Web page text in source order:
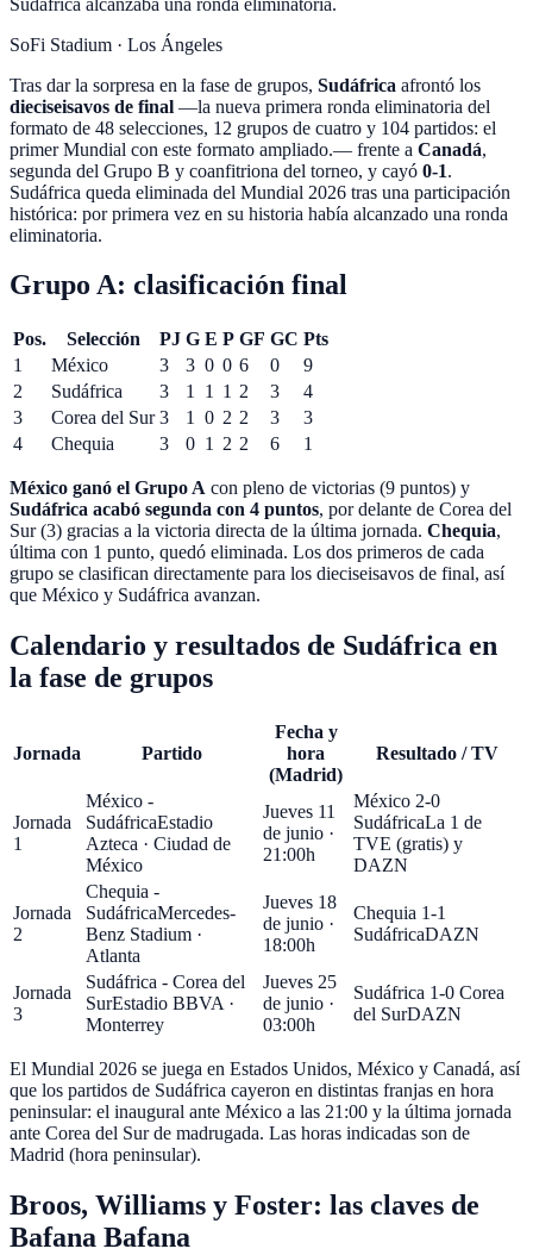
SoFi Stadium · Los Ángeles
Tras dar la sorpresa en la fase de grupos, Sudáfrica afrontó los
dieciseisavos de final —la nueva primera ronda eliminatoria del
formato de 48 selecciones, 12 grupos de cuatro y 104 partidos: el
primer Mundial con este formato ampliado.— frente a Canadá,
segunda del Grupo B y coanfitriona del torneo, y cayó 0-1.
Sudáfrica queda eliminada del Mundial 2026 tras una participación
histórica: por primera vez en su historia había alcanzado una ronda
eliminatoria.
Grupo A: clasificación final
Pos. Selección PJ G E P GF GC Pts
1
México 3 3 0 0 6 0
9
2
Sudáfrica 3 1 1 1 2 3
4
3
Corea del Sur 3 1 0 2 2 3
3
4
Chequia 3 0 1 2 2 6 1
México ganó el Grupo A con pleno de victorias (9 puntos) y
Sudáfrica acabó segunda con 4 puntos, por delante de Corea del
Sur (3) gracias a la victoria directa de la última jornada. Chequia,
última con 1 punto, quedó eliminada. Los dos primeros de cada
grupo se clasifican directamente para los dieciseisavos de final, así
que México y Sudáfrica avanzan.
Calendario y resultados de Sudáfrica en
la fase de grupos
Jornada Partido
Fecha y
hora
(Madrid)
Resultado / TV
Jornada
1
México -
SudáfricaEstadio
Azteca · Ciudad de
México
Jueves 11
de junio ·
21:00h
México 2-0
SudáfricaLa 1 de
TVE (gratis) y
DAZN
Jornada
2
Chequia -
SudáfricaMercedes-
Benz Stadium ·
Atlanta
Jueves 18
de junio ·
18:00h
Chequia 1-1
SudáfricaDAZN
Jornada
3
Sudáfrica - Corea del
SurEstadio BBVA ·
Monterrey
Jueves 25
de junio ·
03:00h
Sudáfrica 1-0 Corea
del SurDAZN
El Mundial 2026 se juega en Estados Unidos, México y Canadá, así
que los partidos de Sudáfrica cayeron en distintas franjas en hora
peninsular: el inaugural ante México a las 21:00 y la última jornada
ante Corea del Sur de madrugada. Las horas indicadas son de
Madrid (hora peninsular).
Broos, Williams y Foster: las claves de
Bafana Bafana